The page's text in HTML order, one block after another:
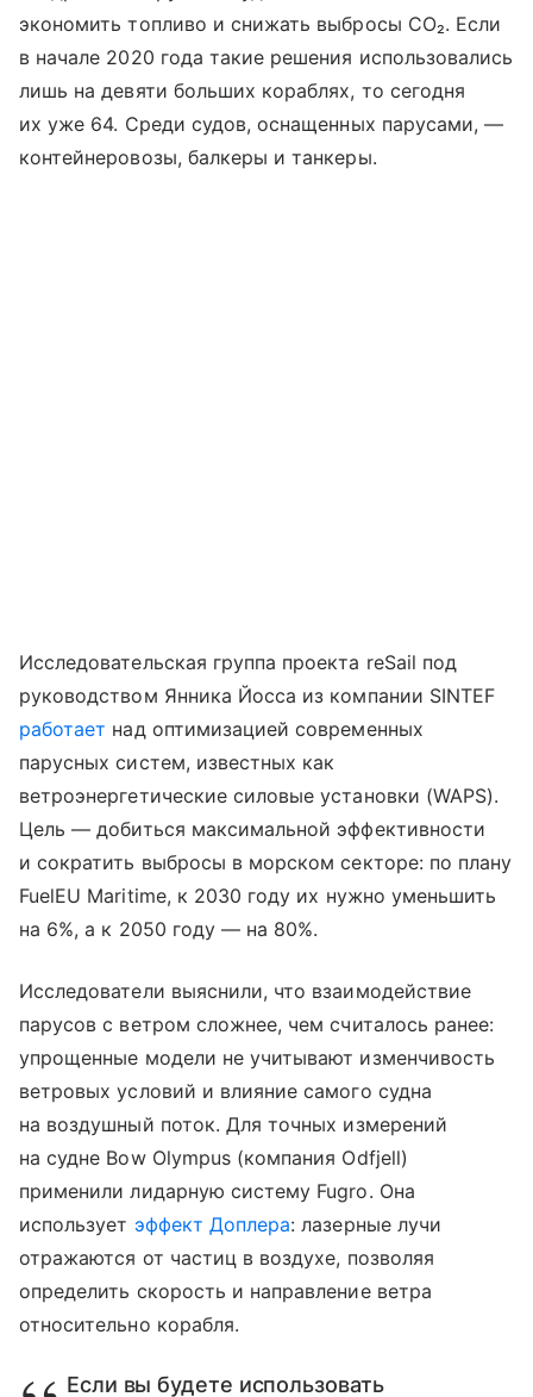
экономить топливо и снижать выбросы CO₂. Если
в начале 2020 года такие решения использовались
лишь на девяти больших кораблях, то сегодня
их уже 64. Среди судов, оснащенных парусами, —
контейнеровозы, балкеры и танкеры.
Исследовательская группа проекта reSail под
руководством Янника Йосса из компании SINTEF
работает над оптимизацией современных
парусных систем, известных как
ветроэнергетические силовые установки (WAPS).
Цель — добиться максимальной эффективности
и сократить выбросы в морском секторе: по плану
FuelEU Maritime, к 2030 году их нужно уменьшить
на 6%, а к 2050 году — на 80%.
Исследователи выяснили, что взаимодействие
парусов с ветром сложнее, чем считалось ранее:
упрощенные модели не учитывают изменчивость
ветровых условий и влияние самого судна
на воздушный поток. Для точных измерений
на судне Bow Olympus (компания Odfjell)
применили лидарную систему Fugro. Она
использует эффект Доплера: лазерные лучи
отражаются от частиц в воздухе, позволяя
определить скорость и направление ветра
относительно корабля.
Если вы будете использовать